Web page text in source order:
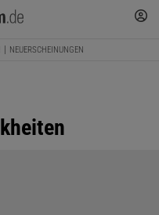
NEUERSCHEINUNGEN